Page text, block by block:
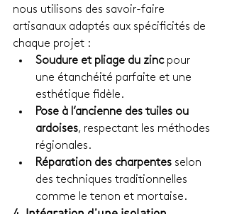
nous utilisons des savoir-faire
artisanaux adaptés aux spécificités de
chaque projet :
Soudure et pliage du zinc pour
une étanchéité parfaite et une
esthétique fidèle.
Pose à l’ancienne des tuiles ou
ardoises, respectant les méthodes
régionales.
Réparation des charpentes selon
des techniques traditionnelles
comme le tenon et mortaise.